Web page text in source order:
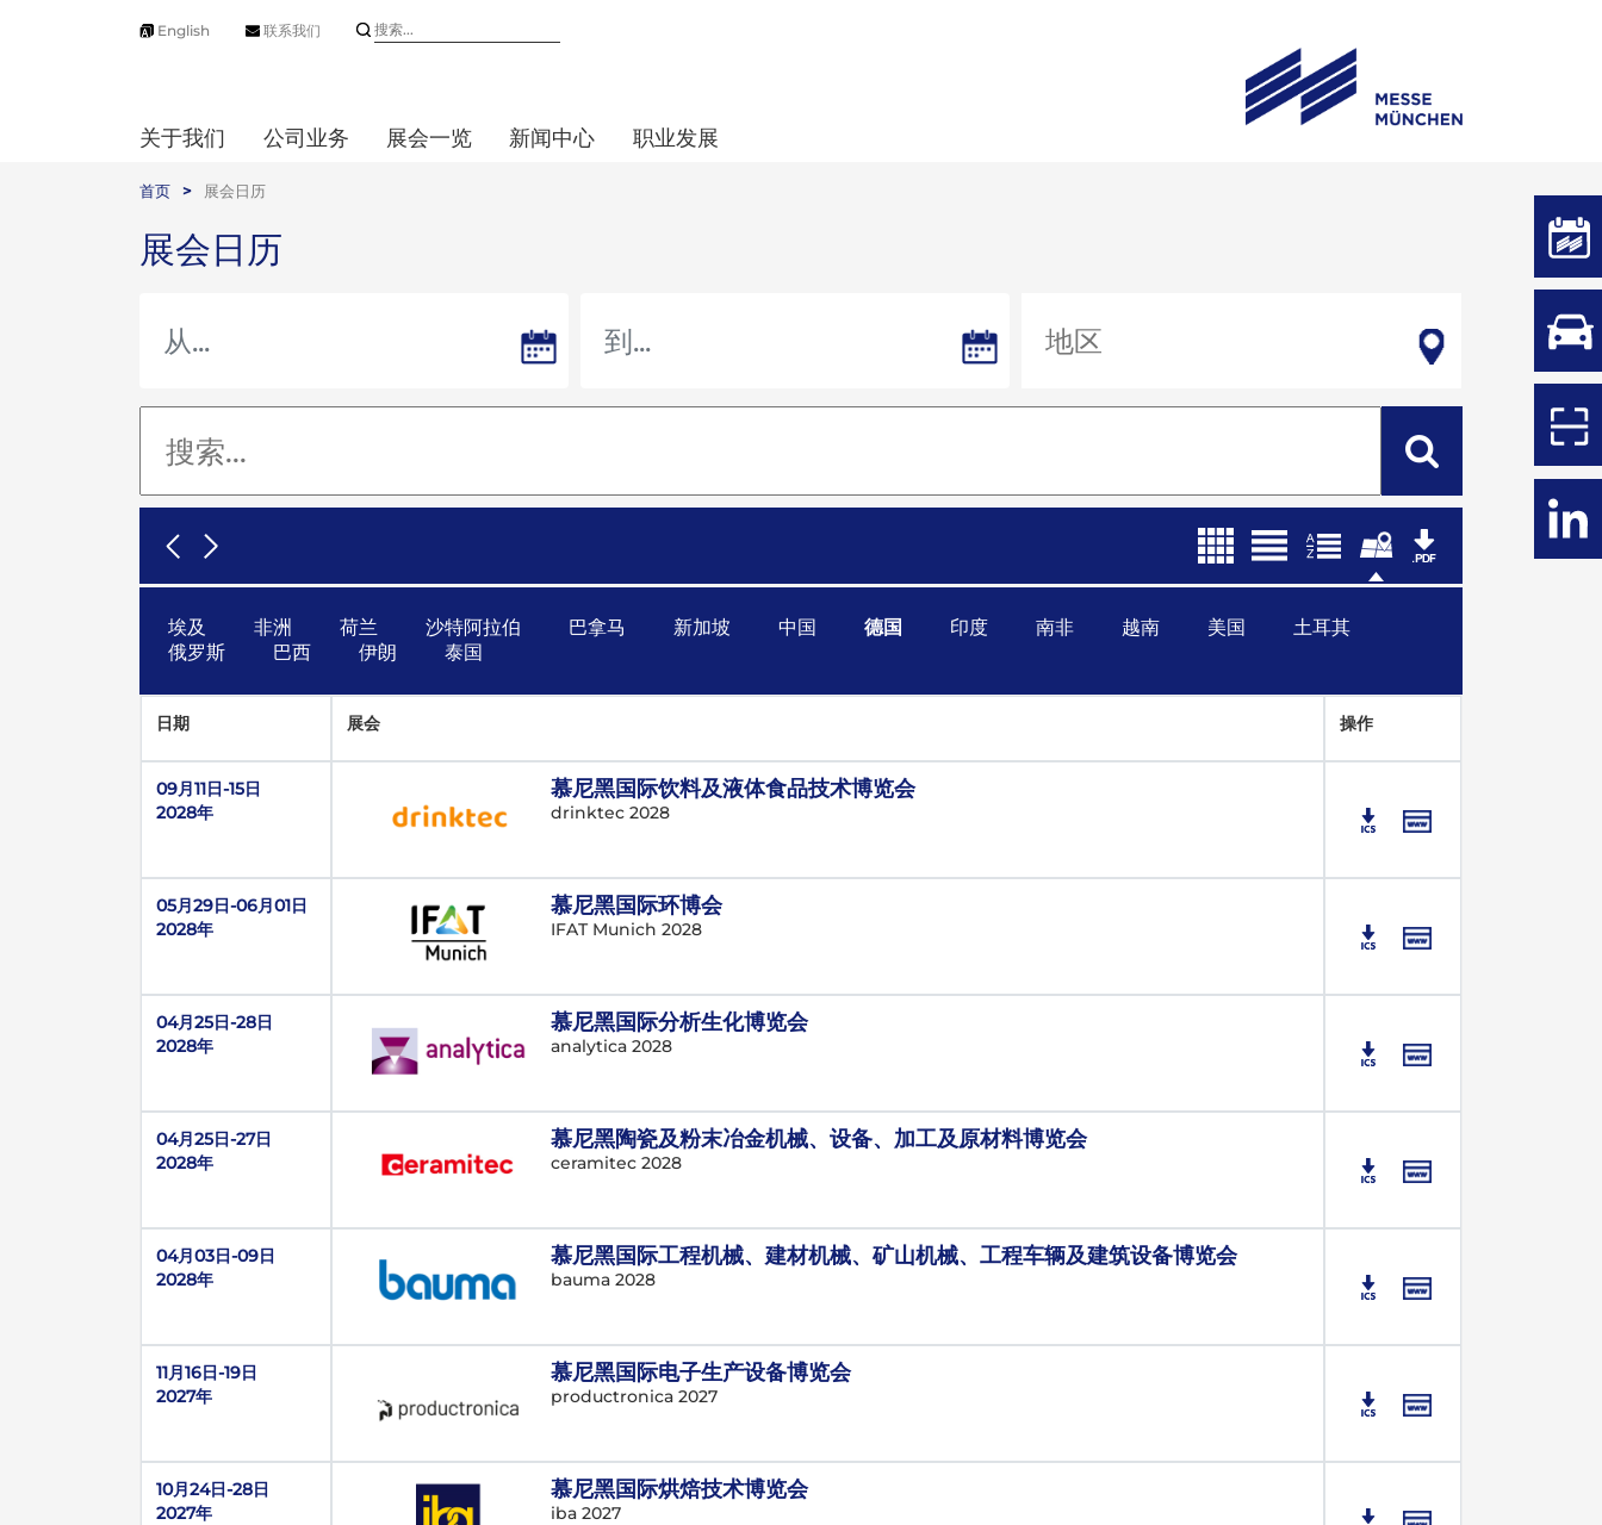
English 联系我们
关于我们 公司业务 展会一览 新闻中心 职业发展
首页 > 展会日历
展会日历
埃及 非洲 荷兰 沙特阿拉伯 巴拿马 新加坡 中国 德国 印度 南非 越南 美国
土耳其
俄罗斯
巴西 伊朗 泰国
日期 展会 操作
09月11日-15日
2028年
慕尼黑国际饮料及液体食品技术博览会
drinktec 2028
05月29日-06月01日
2028年
慕尼黑国际环博会
IFAT Munich 2028
04月25日-28日
2028年
慕尼黑国际分析生化博览会
analytica 2028
04月25日-27日
2028年
慕尼黑陶瓷及粉末冶金机械、设备、加工及原材料博览会
ceramitec 2028
04月03日-09日
2028年
慕尼黑国际工程机械、建材机械、矿山机械、工程车辆及建筑设备博览会
bauma 2028
11月16日-19日
2027年
慕尼黑国际电子生产设备博览会
productronica 2027
10月24日-28日
2027年
慕尼黑国际烘焙技术博览会
iba 2027